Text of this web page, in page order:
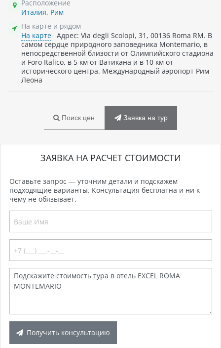
Расположение
Италия, Рим
На карте и рядом
На карте Адрес: Via degli Scolopi, 31, 00136 Roma RM. В
самом сердце природного заповедника Montemario, в
непосредственной близости от Олимпийского стадиона
и Foro Italico, в 5 км от Ватикана и в 10 км от
исторического центра. Международный аэропорт Рим
Леона
Поиск цен Заявка на тур
ЗАЯВКА НА РАСЧЕТ СТОИМОСТИ
Оставьте запрос — уточним детали и подскажем
подходящие варианты. Консультация бесплатна и ни к
чему не обязывает.
Получить консультацию